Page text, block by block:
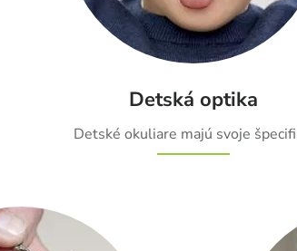
Detská optika
Detské okuliare majú svoje